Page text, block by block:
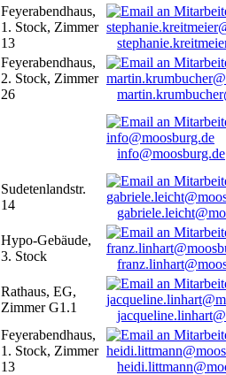
Feyerabendhaus,
1. Stock, Zimmer
13
Feyerabendhaus,
2. Stock, Zimmer
26
info@moosburg.de
Sudetenlandstr.
14
Hypo-Gebäude,
3. Stock
Rathaus, EG,
Zimmer G1.1
Feyerabendhaus,
1. Stock, Zimmer
13